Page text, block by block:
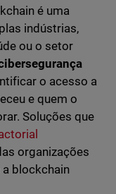
é uma
indústrias,
ou o setor
o acesso a
e quem o
Soluções que
organizações
blockchain